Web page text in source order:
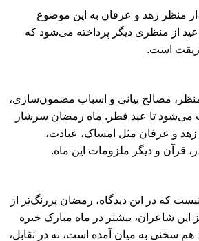
منظر زهد و عرفان به این موضوع
عید از منظرى دیگر پرداخته مى‏‌شود که
است.
مصالح بیانى و اسباب مضمون‏‌سازى،
مى‏‌شود تا عید فطر. ماه رمضان سرشار
زهد و عرفان مثل امساک، عبادت،
قرآن و دیگر ملزومات این ماه.
که در این دیدگاه، رمضان پررنگ‏‌تر از
این شاعران، بیشتر در ماه مبارک خیره
هم سخنى به میان آمده است، نه در تقابل،